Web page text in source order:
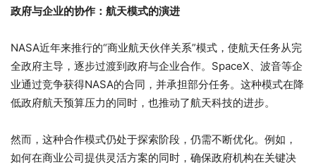
政府与企业的协作：航天模式的演进
NASA近年来推行的“商业航天伙伴关系”模式，使航天任务从完
全政府主导，逐步过渡到政府与企业合作。SpaceX、波音等企
业通过竞争获得NASA的合同，并承担部分任务。这种模式在降
低政府航天预算压力的同时，也推动了航天科技的进步。
然而，这种合作模式仍处于探索阶段，仍需不断优化。例如，
如何在商业公司提供灵活方案的同时，确保政府机构在关键决